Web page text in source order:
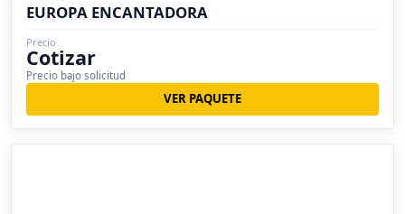
EUROPA ENCANTADORA
Precio
Cotizar
Precio bajo solicitud
VER PAQUETE